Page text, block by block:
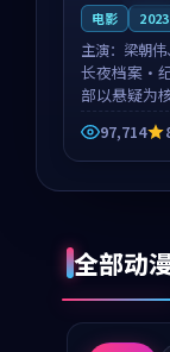
电影 2023
主演： 梁朝
长夜档案·
部以悬疑为
作品，围绕
与人物成长
节奏紧凑，
97,714
全部动